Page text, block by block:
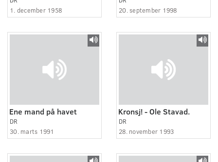
1. december 1958
20. september 1998
Ene mand på havet
DR
30. marts 1991
Kronsj! - Ole Stavad.
DR
28. november 1993